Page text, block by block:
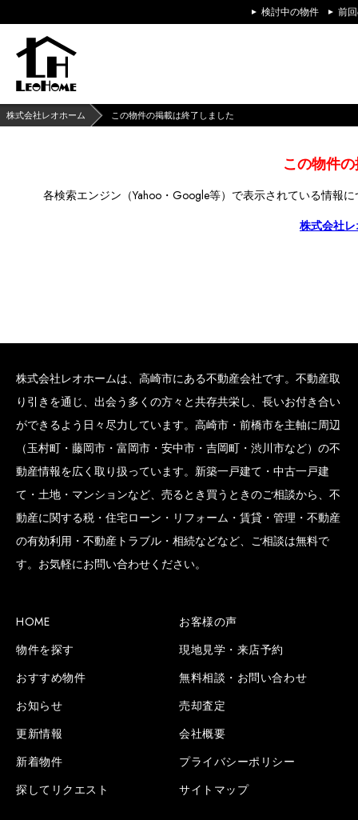
検討中の物件 前
株式会社レオホーム この物件の掲載は終了しました
この物件
各検索エンジン（Yahoo・Google等）で表示されている情報
株式会社
株式会社レオホームは、高崎市にある不動産会社です。不動産取
り引きを通じ、出会う多くの方々と共存共栄し、長いお付き合い
ができるよう日々尽力しています。高崎市・前橋市を主軸に周辺
（玉村町・藤岡市・富岡市・安中市・吉岡町・渋川市など）の不
動産情報を広く取り扱っています。新築一戸建て・中古一戸建
て・土地・マンションなど、売るとき買うときのご相談から、不
動産に関する税・住宅ローン・リフォーム・賃貸・管理・不動産
の有効利用・不動産トラブル・相続などなど、ご相談は無料で
す。お気軽にお問い合わせください。
HOME
物件を探す
おすすめ物件
お知らせ
更新情報
新着物件
探してリクエスト
お客様の声
現地見学・来店予約
無料相談・お問い合わせ
売却査定
会社概要
プライバシーポリシー
サイトマップ